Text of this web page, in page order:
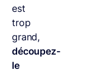
est
trop
grand,
découpez-
le